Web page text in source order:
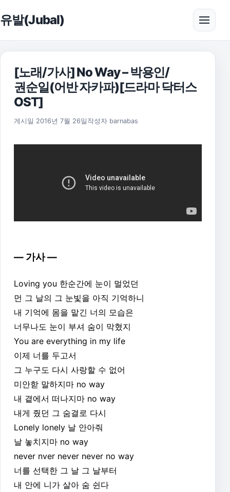
유발(Jubal) 메뉴
[노래/가사] No Way – 박용인/
권순일(어반 자카파)[드라마 닥터스
OST]
게시일 2016년 7월 26일 2021년 7월 30일
작성자 barnabas
— 가사 —
Loving you 한순간에 눈이 멀었던
먼 그 날의 그 눈빛을 아직 기억하니
내 기억에 몸을 맡긴 너의 모습은
너무나도 눈이 부셔 숨이 막혔지
You are everything in my life
이제 너를 두고서
그 누구도 다시 사랑할 수 없어
미안핟 말하지마 no way
내 곁에서 떠나지마 no way
내게 줬던 그 숨결로 다시
Lonely lonely 날 안아줘
날 놓치지마 no way
never nver never never no way
너를 선택한 그 날 그 날부터
내 안에 니가 살아 숨 쉰다